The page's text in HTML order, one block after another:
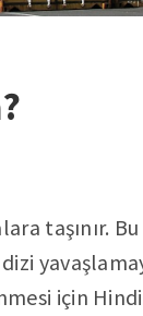
taşınır.
için